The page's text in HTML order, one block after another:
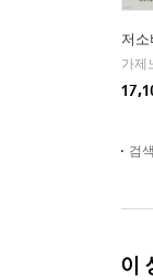
저
검
이